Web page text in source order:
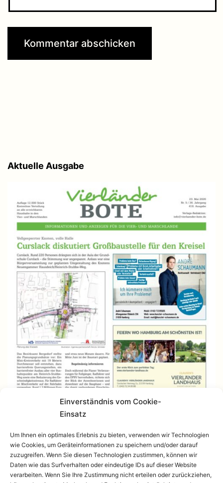
Einverständnis vom Cookie-
Einsatz
Um Ihnen ein optimales Erlebnis zu bieten, verwenden wir Technologien
wie Cookies, um Geräteinformationen zu speichern und/oder darauf
zuzugreifen. Wenn Sie diesen Technologien zustimmen, können wir
Daten wie das Surfverhalten oder eindeutige IDs auf dieser Website
verarbeiten. Wenn Sie Ihre Zustimmung nicht erteilen oder zurückziehen,
Aktuelle Ausgabe